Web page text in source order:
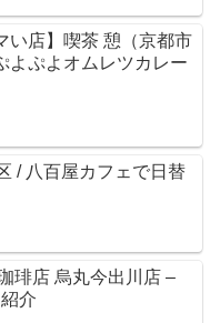
い店】喫茶 憩（京都市
よぷよオムレツカレー
/ 八百屋カフェで日替
琲店 烏丸今出川店 –
介